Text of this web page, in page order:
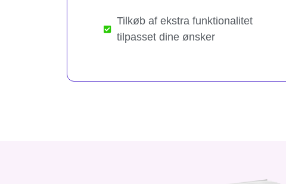
Tilkøb af ekstra funktionalitet
tilpasset dine ønsker​